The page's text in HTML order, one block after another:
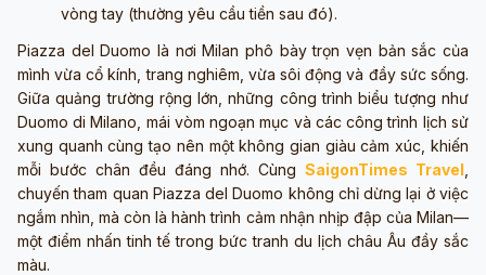
vòng tay (thường yêu cầu tiền sau đó).
Piazza del Duomo là nơi Milan phô bày trọn vẹn bản sắc của
mình vừa cổ kính, trang nghiêm, vừa sôi động và đầy sức sống.
Giữa quảng trường rộng lớn, những công trình biểu tượng như
Duomo di Milano, mái vòm ngoạn mục và các công trình lịch sử
xung quanh cùng tạo nên một không gian giàu cảm xúc, khiến
mỗi bước chân đều đáng nhớ. Cùng SaigonTimes Travel
chuyến tham quan Piazza del Duomo không chỉ dừng lại ở việc
ngắm nhìn, mà còn là hành trình cảm nhận nhịp đập của Milan—
một điểm nhấn tinh tế trong bức tranh du lịch châu Âu đầy sắc
màu.